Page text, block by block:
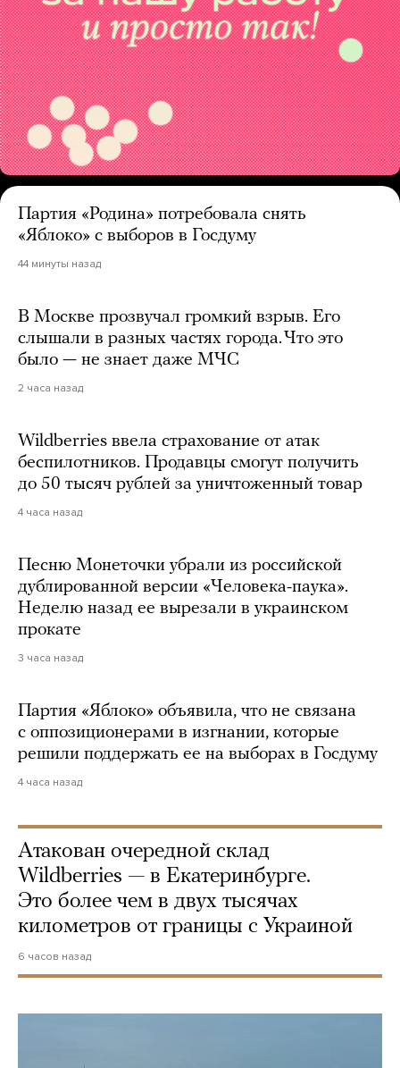
Партия «Родина» потребовала снять
«Яблоко» с выборов в Госдуму
44 минуты назад
В Москве прозвучал громкий взрыв. Его
слышали в разных частях города. Что это
было — не знает даже МЧС
2 часа назад
Wildberries ввела страхование от атак
беспилотников. Продавцы смогут получить
до 50 тысяч рублей за уничтоженный товар
4 часа назад
Песню Монеточки убрали из российской
дублированной версии «Человека-паука».
Неделю назад ее вырезали в украинском
прокате
3 часа назад
Партия «Яблоко» объявила, что не связана
с оппозиционерами в изгнании, которые
решили поддержать ее на выборах в Госдуму
4 часа назад
Атакован очередной склад
Wildberries — в Екатеринбурге.
Это более чем в двух тысячах
километров от границы с Украиной
6 часов назад